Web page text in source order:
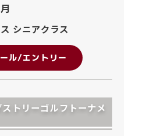
シニアクラス
ル/エントリー
トリーゴルフトーナメ